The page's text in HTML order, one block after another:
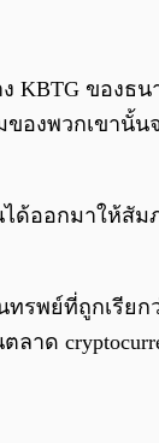
KBTG ของธ
องพวกเขานั้
ได้ออกมาให้สั
ที่ถูกเรียกว่
ด